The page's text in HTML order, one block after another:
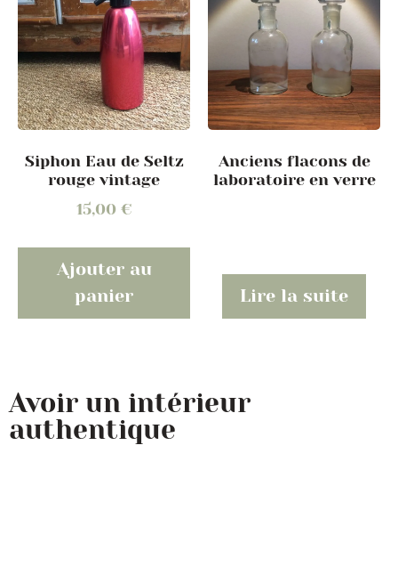
Siphon Eau de Seltz
rouge vintage
15,00 €
Ajouter au
panier
Anciens flacons de
laboratoire en verre
Lire la suite
Avoir un intérieur
authentique